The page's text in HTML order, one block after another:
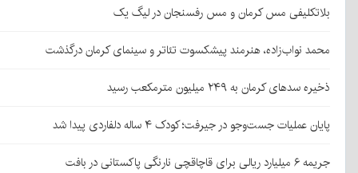
بلاتکلیفی مس کرمان و مس رفسنجان در لیگ یک
محمد نواب‌زاده، هنرمند پیشکسوت تئاتر و سینمای کرمان درگذشت
ذخیره سدهای کرمان به ۲۴۹ میلیون مترمکعب رسید
پایان عملیات جست‌وجو در جیرفت؛ کودک ۴ ساله دلفاردی پیدا شد
جریمه ۶ میلیارد ریالی برای قاچاقچی نارنگی پاکستانی در بافت